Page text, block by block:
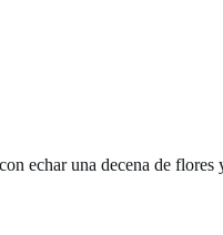
echar una decena de